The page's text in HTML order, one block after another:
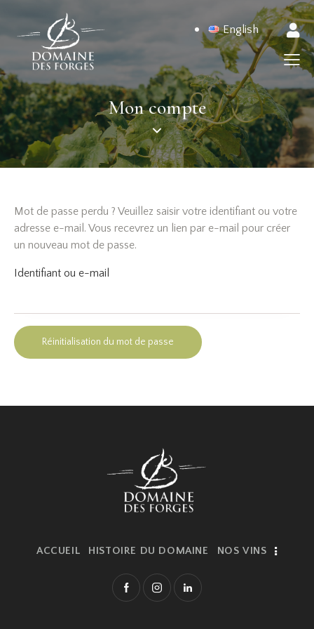
English
Mon compte
Mot de passe perdu ? Veuillez saisir votre identifiant ou votre
adresse e-mail. Vous recevrez un lien par e-mail pour créer
un nouveau mot de passe.
Identifiant ou e-mail
Réinitialisation du mot de passe
ACCUEIL HISTOIRE DU DOMAINE NOS VINS